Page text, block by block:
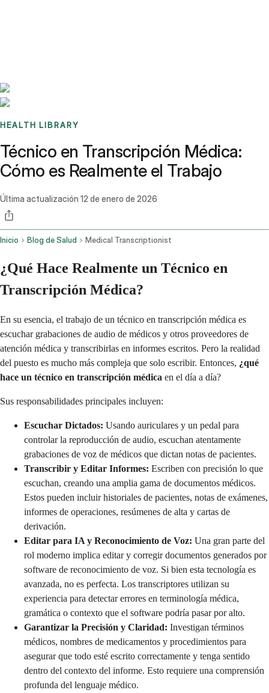
HEALTH LIBRARY
Técnico en Transcripción Médica:
Cómo es Realmente el Trabajo
Última actualización 12 de enero de 2026
Inicio Blog de Salud Medical Transcriptionist
¿Qué Hace Realmente un Técnico en
Transcripción Médica?
En su esencia, el trabajo de un técnico en transcripción médica es
escuchar grabaciones de audio de médicos y otros proveedores de
atención médica y transcribirlas en informes escritos. Pero la realidad
del puesto es mucho más compleja que solo escribir. Entonces, ¿qué
hace un técnico en transcripción médica en el día a día?
Sus responsabilidades principales incluyen:
Escuchar Dictados: Usando auriculares y un pedal para
controlar la reproducción de audio, escuchan atentamente
grabaciones de voz de médicos que dictan notas de pacientes.
Transcribir y Editar Informes: Escriben con precisión lo que
escuchan, creando una amplia gama de documentos médicos.
Estos pueden incluir historiales de pacientes, notas de exámenes,
informes de operaciones, resúmenes de alta y cartas de
derivación.
Editar para IA y Reconocimiento de Voz: Una gran parte del
rol moderno implica editar y corregir documentos generados por
software de reconocimiento de voz. Si bien esta tecnología es
avanzada, no es perfecta. Los transcriptores utilizan su
experiencia para detectar errores en terminología médica,
gramática o contexto que el software podría pasar por alto.
Garantizar la Precisión y Claridad: Investigan términos
médicos, nombres de medicamentos y procedimientos para
asegurar que todo esté escrito correctamente y tenga sentido
dentro del contexto del informe. Esto requiere una comprensión
profunda del lenguaje médico.